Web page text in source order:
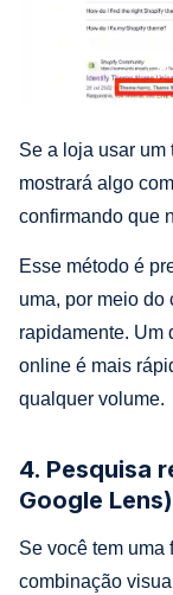
Se a loja usar um
mostrará algo
confirmando que
Esse método é
uma, por meio do
rapidamente. Um
online é mais
qualquer volume.
4. Pesquisa
Google Lens)
Se você tem uma
combinação